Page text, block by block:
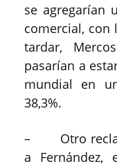
se agregarían
comercial, con
tardar,
pasarían a
mundial en
38,3%.
– Otro
a